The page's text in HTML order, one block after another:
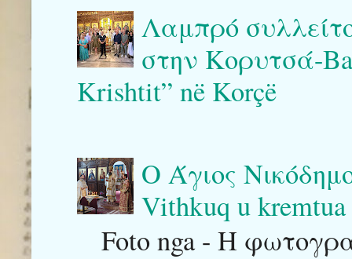
Λαμπρό
στην Κορυτσά-
Krishtit” në Korçë
Ο Άγιος
Vithkuq u
Foto nga - Η